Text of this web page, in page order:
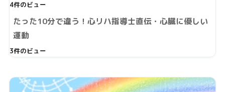
4件のビュー
たった10分で違う！心リハ指導士直伝・心臓に優しい
運動
3件のビュー